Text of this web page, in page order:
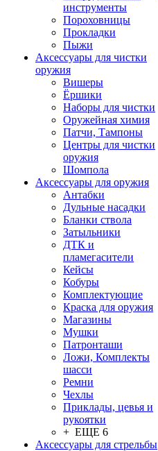
инструменты
Пороховницы
Прокладки
Пыжи
Аксессуары для чистки
оружия
Вишеры
Ёршики
Наборы для чистки
Оружейная химия
Патчи, Тампоны
Центры для чистки
оружия
Шомпола
Аксессуары для оружия
Антабки
Дульные насадки
Бланки ствола
Затыльники
ДТК и
пламегасители
Кейсы
Кобуры
Комплектующие
Краска для оружия
Магазины
Мушки
Патронташи
Ложи, Комплекты
шасси
Ремни
Чехлы
Приклады, цевья и
рукоятки
+ ЕЩЕ 6
Аксессуары для стрельбы